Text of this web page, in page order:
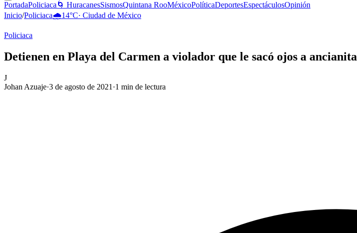
PortadaPoliciaca 🌀 HuracanesSismosQuintana RooMéxicoPolíticaDeportesEspectáculosOpinión
Inicio/Policiaca🌧️14°C· Ciudad de México
Policiaca
Detienen en Playa del Carmen a violador que le sacó ojos a ancianita
J
Johan Azuaje·3 de agosto de 2021 ·1 min de lectura